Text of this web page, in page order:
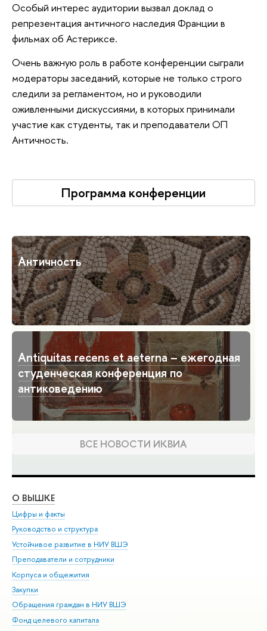
Особый интерес аудитории вызвал доклад о
репрезентация античного наследия Франции в
фильмах об Астериксе.
Очень важную роль в работе конференции сыграли
модераторы заседаний, которые не только строго
следили за регламентом, но и руководили
оживленными дискуссиями, в которых принимали
участие как студенты, так и преподаватели ОП
Античность.
Программа конференции
Античность
Antiquitas recens et aeterna – ежегодная
студенческая конференция по
антиковедению
ВСЕ НОВОСТИ ИКВИА
О ВЫШКЕ
Цифры и факты
Руководство и структура
Устойчивое развитие в НИУ ВШЭ
Преподаватели и сотрудники
Корпуса и общежития
Закупки
Обращения граждан в НИУ ВШЭ
Фонд целевого капитала